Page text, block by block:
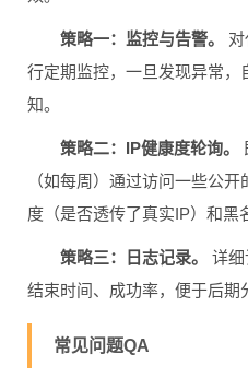
策略一：监控与告警。
行定期监控，一旦发现异常，
知。
策略二：IP健康度轮询。
（如每周）通过访问一些公
度（是否透传了真实IP）和黑
策略三：日志记录。
详
结束时间、成功率，便于后期
常见问题QA